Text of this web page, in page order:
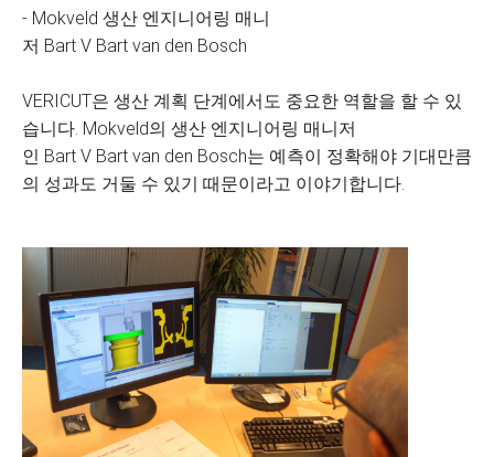
- Mokveld 생산 엔지니어링 매니
저 Bart V Bart van den Bosch
VERICUT은 생산 계획 단계에서도 중요한 역할을 할 수 있
습니다. Mokveld의 생산 엔지니어링 매니저
인 Bart V Bart van den Bosch는 예측이 정확해야 기대만큼
의 성과도 거둘 수 있기 때문이라고 이야기합니다.